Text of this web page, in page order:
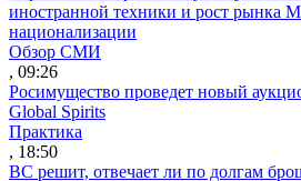
иностранной техники и рост рынка
национализации
Обзор СМИ
, 09:26
Росимущество проведет новый
Global Spirits
Практика
, 18:50
ВС решит, отвечает ли по долгам